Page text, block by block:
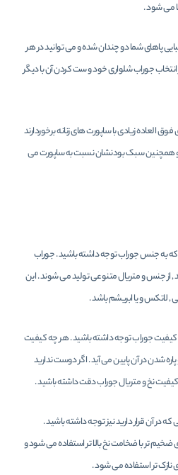
می شود .
پاهای شما دو چندان شده و می توانید در هر
انتخاب جوراب شلواری خود و ست کردن آن با دیگر
العاده زیادی با ساپورت های زنانه برخوردارند
و همچنین سبک بودنشان نسبت به ساپورت می
به جنس جوراب توجه داشته باشید . جوراب
, از جنس و متریال متنوعی تولید می شوند . این
لاتکس و یا ابریشم باشد .
جوراب توجه داشته باشید . هر چه کیفیت
شدن در آن پایین می آید . اگر دوست ندارید
نخ و متریال جوراب دقت داشته باشید .
در آن قرار دارید نیز توجه داشته باشید .
تر با ضخامت نخ بالا تر استفاده می شود و
تر استفاده می شود .